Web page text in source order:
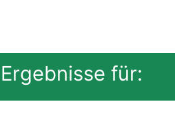
Ergebnisse für: